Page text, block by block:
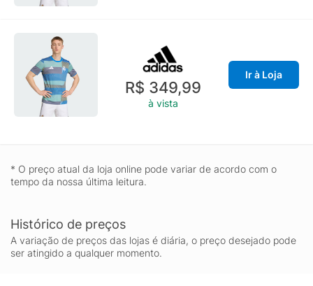
R$ 349,99
à vista
Ir à Loja
* O preço atual da loja online pode variar de acordo com o
tempo da nossa última leitura.
Histórico de preços
A variação de preços das lojas é diária, o preço desejado pode
ser atingido a qualquer momento.